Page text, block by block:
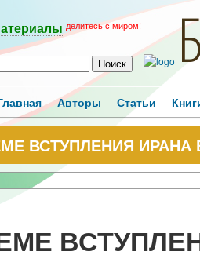
делитесь с миром!
Авторы Статьи
ВСТУПЛЕНИЯ ИРАНА